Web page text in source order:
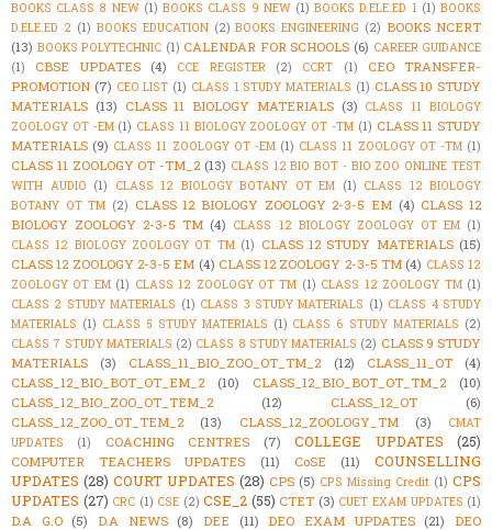
BOOKS CLASS 8 NEW (1) BOOKS CLASS 9 NEW (1) BOOKS D.ELE.ED 1 (1) BOOKS
D.ELE.ED 2 (1) BOOKS EDUCATION (2) BOOKS ENGINEERING (2) BOOKS NCERT
(13) BOOKS POLYTECHNIC (1) CALENDAR FOR SCHOOLS (6) CAREER GUIDANCE
(1)
CBSE UPDATES (4) CCE REGISTER (2) CCRT (1)
CEO TRANSFER-
PROMOTION (7) CEO LIST (1) CLASS 1 STUDY MATERIALS (1) CLASS 10 STUDY
MATERIALS (13) CLASS 11 BIOLOGY MATERIALS (3) CLASS 11 BIOLOGY
ZOOLOGY OT -EM (1) CLASS 11 BIOLOGY ZOOLOGY OT -TM (1) CLASS 11 STUDY
MATERIALS (9) CLASS 11 ZOOLOGY OT -EM (1) CLASS 11 ZOOLOGY OT -TM (1)
CLASS 11 ZOOLOGY OT -TM_2 (13) CLASS 12 BIO BOT - BIO ZOO ONLINE TEST
WITH AUDIO (1) CLASS 12 BIOLOGY BOTANY OT EM (1) CLASS 12 BIOLOGY
BOTANY OT TM (2) CLASS 12 BIOLOGY ZOOLOGY 2-3-5 EM (4) CLASS 12
BIOLOGY ZOOLOGY 2-3-5 TM (4) CLASS 12 BIOLOGY ZOOLOGY OT EM (1)
CLASS 12 BIOLOGY ZOOLOGY OT TM (1) CLASS 12 STUDY MATERIALS (15)
CLASS 12 ZOOLOGY 2-3-5 EM (4) CLASS 12 ZOOLOGY 2-3-5 TM (4) CLASS 12
ZOOLOGY OT EM (1) CLASS 12 ZOOLOGY OT TM (1) CLASS 12 ZOOLOGY TM (1)
CLASS 2 STUDY MATERIALS (1) CLASS 3 STUDY MATERIALS (1) CLASS 4 STUDY
MATERIALS (1) CLASS 5 STUDY MATERIALS (1) CLASS 6 STUDY MATERIALS (2)
CLASS 7 STUDY MATERIALS (2) CLASS 8 STUDY MATERIALS (2) CLASS 9 STUDY
MATERIALS
(3) CLASS_11_BIO_ZOO_OT_TM_2 (12) CLASS_11_OT
(4)
CLASS_12_BIO_BOT_OT_EM_2
(10) CLASS_12_BIO_BOT_OT_TM_2
(10)
CLASS_12_BIO_ZOO_OT_TEM_2
(12) CLASS_12_OT
(6)
CLASS_12_ZOO_OT_TEM_2
(13) CLASS_12_ZOOLOGY_TM (3)
CMAT
UPDATES
(1) COACHING CENTRES (7) COLLEGE UPDATES (25)
COMPUTER TEACHERS UPDATES (11) CoSE (11)
COUNSELLING
UPDATES (28) COURT UPDATES (28) CPS (5) CPS Missing Credit (1) CPS
UPDATES (27) CRC (1) CSE (2) CSE_2 (55) CTET (3) CUET EXAM UPDATES (1)
D.A G.O (5) D.A NEWS (8) DEE (11) DEO EXAM UPDATES (21)
DEO